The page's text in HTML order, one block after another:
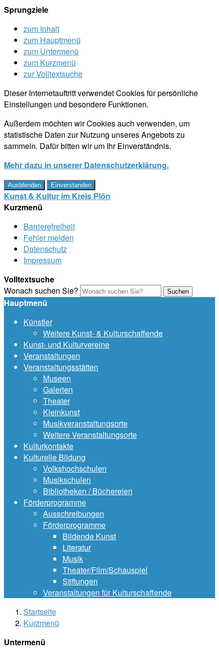
Sprungziele
zum Inhalt
zum Hauptmenü
zum Untermenü
zum Kurzmenü
zur Volltextsuche
Dieser Internetauftritt verwendet Cookies für persönliche
Einstellungen und besondere Funktionen.
Außerdem möchten wir Cookies auch verwenden, um
statistische Daten zur Nutzung unseres Angebots zu
sammeln. Dafür bitten wir um Ihr Einverständnis.
Mehr dazu in unserer Datenschutzerklärung.
Ausblenden Einverstanden
Kunst & Kultur im Kreis Plön
Kurzmenü
Barrierefreiheit
Fehler melden
Datenschutz
Impressum
Volltextsuche
Wonach suchen Sie?
Suchen
Hauptmenü
Künstler
Weitere Kunst- & Kulturschaffende
Kunst- und Kulturvereine
Veranstaltungen
Veranstaltungsstätten
Museen
Galerien
Theater
Kleinkunst
Musikveranstaltungsorte
Weitere Veranstaltungsorte
Kulturkontakte
Kulturelle Bildung
Volkshochschulen
Musikschulen
Bibliotheken / Büchereien
Förderprogramme
Ausschreibungen
Förderprogramme
Bildende Kunst
Literatur
Musik
Theater/Film/Schauspiel
Stiftungen
Veranstaltungen für Kulturschaffende
Startseite
Kurzmenü
Untermenü